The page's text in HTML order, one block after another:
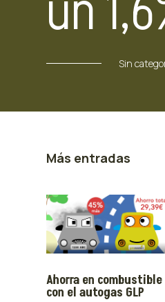
Sin
Más entradas
Ahorra en combustible
con el autogas GLP